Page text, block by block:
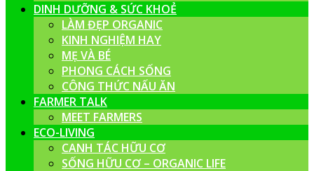
DINH DƯỠNG & SỨC KHOẺ
LÀM ĐẸP ORGANIC
KINH NGHIỆM HAY
MẸ VÀ BÉ
PHONG CÁCH SỐNG
CÔNG THỨC NẤU ĂN
FARMER TALK
MEET FARMERS
ECO-LIVING
CANH TÁC HỮU CƠ
SỐNG HỮU CƠ – ORGANIC LIFE